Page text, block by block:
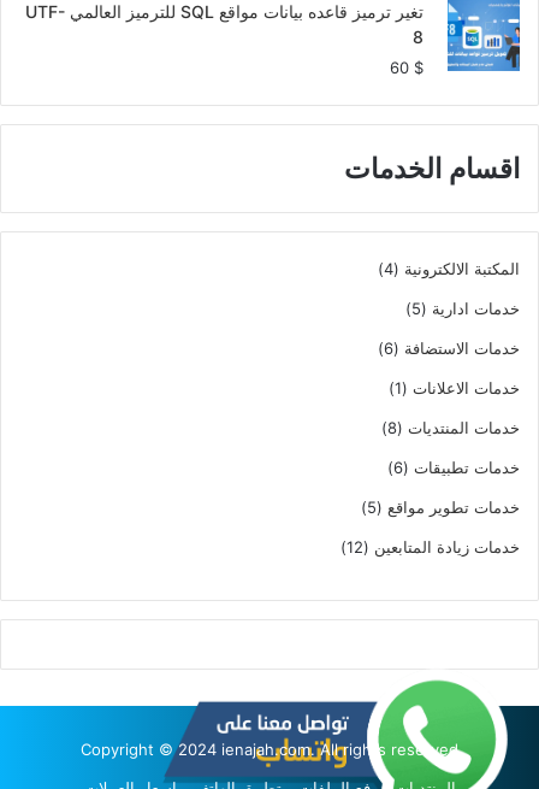
تغير ترميز قاعده بيانات مواقع SQL للترميز العالمي UTF-
8
60 $
اقسام الخدمات
المكتبة الالكترونية 4
4
خدمات ادارية
5
5
خدمات الاستضافة
6
6
خدمات الاعلانات
1
واحد
خدمات المنتديات 8
8
خدمات تطبيقات 6
6
خدمات تطوير مواقع
5
5
خدمات زيادة المتابعين
12
12
Copyright © 2024 ienajah.com. All rights reserved